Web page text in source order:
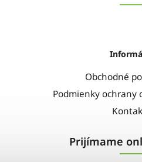
Obchodné
Podmienky ochrany
Prijímame